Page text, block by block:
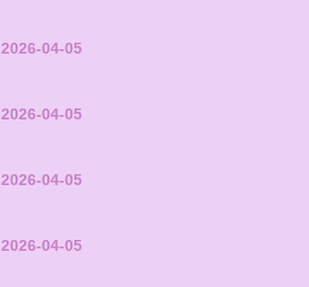
2026-04-05
2026-04-05
2026-04-05
2026-04-05